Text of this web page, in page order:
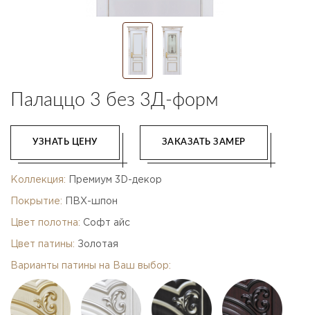
Палаццо 3 без 3Д-форм
УЗНАТЬ ЦЕНУ ЗАКАЗАТЬ ЗАМЕР
Коллекция: Премиум 3D-декор
Покрытие: ПВХ-шпон
Цвет полотна: Софт айс
Цвет патины: Золотая
Варианты патины на Ваш выбор: